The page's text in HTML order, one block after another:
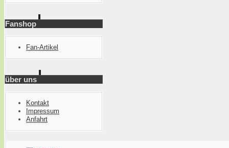
Fanshop
Fan-Artikel
über uns
Kontakt
Impressum
Anfahrt